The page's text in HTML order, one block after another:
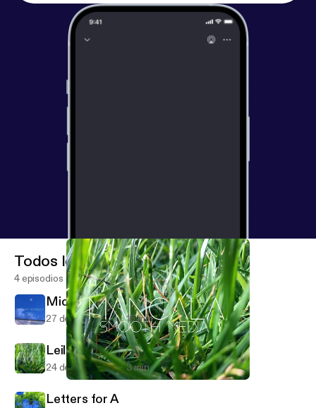
MSMP
Todos los episodios
4 episodios
Midnight Rambles: Opinions pt. 1
27 de jul de 2019 16 min
Leila
24 de jul de 2019 3 min
Letters for A